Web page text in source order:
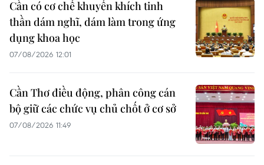
Cần có cơ chế khuyến khích tinh
thần dám nghĩ, dám làm trong ứng
dụng khoa học
07/08/2026 12:01
Cần Thơ điều động, phân công cán
bộ giữ các chức vụ chủ chốt ở cơ sở
07/08/2026 11:49